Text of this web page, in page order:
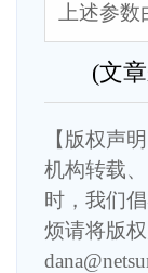
上述参
(文章
【版权声
机构转载
时，我们
烦请将版